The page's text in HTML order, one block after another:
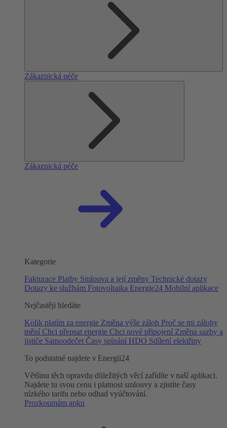
Zákaznická péče
Zákaznická péče
Kategorie
Fakturace Platby Smlouva a její změny Technické dotazy
Dotazy ke službám Fotovoltaika Energie24 Mobilní aplikace
Nejčastěji hledáte
Kolik platím za energie Změna výše záloh Proč se mi zálohy
mění Chci přepsat energie Chci nové připojení Změna sazby a
jističe Samoodečet Časy spínání HDO Sdílení elektřiny
To podstatné najdete v Energii24
Většinu těch opravdu důležitých věcí zařídíte v naší aplikaci.
Najdete tu svou cenu i platnost smlouvy a zjistíte časy
nízkého tarifu nebo odhad vyúčtování.
Prozkoumám apku